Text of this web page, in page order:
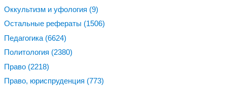
Оккультизм и уфология (9)
Остальные рефераты (1506)
Педагогика (6624)
Политология (2380)
Право (2218)
Право, юриспруденция (773)